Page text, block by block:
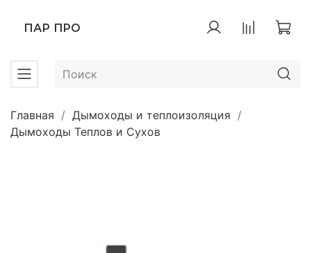
ПАР ПРО
Главная
Дымоходы и теплоизоляция
Дымоходы Теплов и Сухов